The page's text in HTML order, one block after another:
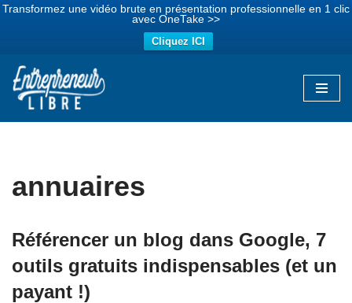
Transformez une vidéo brute en présentation professionnelle en 1 clic
avec OneTake >>
Cliquez ICI
Aller
annuaires
Référencer un blog dans Google, 7
outils gratuits indispensables (et un
payant !)